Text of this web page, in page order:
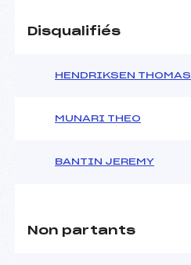
Disqualifiés
HENDRIKSEN THOMAS
MUNARI THEO
BANTIN JEREMY
Non partants